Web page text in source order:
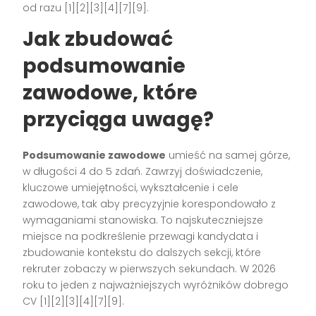
od razu [1][2][3][4][7][9].
Jak zbudować
podsumowanie
zawodowe, które
przyciąga uwagę?
Podsumowanie zawodowe umieść na samej górze,
w długości 4 do 5 zdań. Zawrzyj doświadczenie,
kluczowe umiejętności, wykształcenie i cele
zawodowe, tak aby precyzyjnie korespondowało z
wymaganiami stanowiska. To najskuteczniejsze
miejsce na podkreślenie przewagi kandydata i
zbudowanie kontekstu do dalszych sekcji, które
rekruter zobaczy w pierwszych sekundach. W 2026
roku to jeden z najważniejszych wyróżników dobrego
CV [1][2][3][4][7][9].